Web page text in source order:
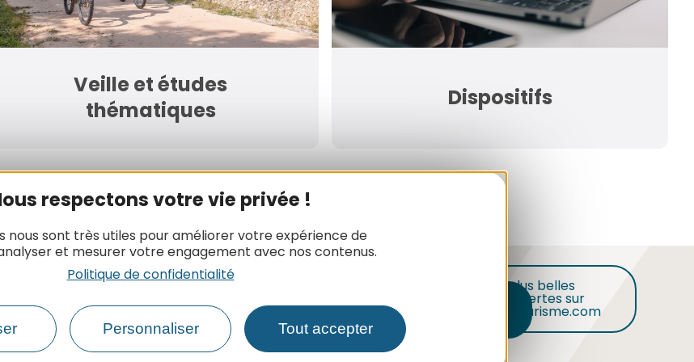
respectons votre vie privée !
nous sont très utiles pour améliorer votre expérience de
et mesurer votre engagement avec nos contenus.
Politique de confidentialité
Personnaliser Tout accepter
Veille et études
thématiques
Dispositifs
Inscrivez-vous à la lettre d’information de
Nos plus belles
découvertes sur
audetourisme.com